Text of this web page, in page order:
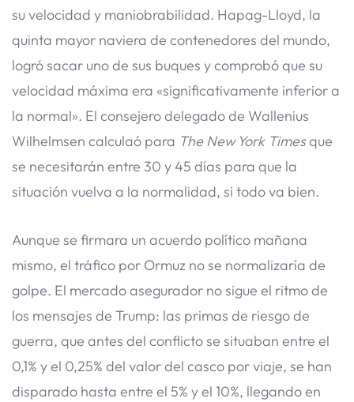
su velocidad y maniobrabilidad. Hapag-Lloyd, la
quinta mayor naviera de contenedores del mundo,
logró sacar uno de sus buques y comprobó que su
velocidad máxima era «significativamente inferior a
la normal». El consejero delegado de Wallenius
Wilhelmsen calculaó para The New York Timesque
se necesitarán entre 30 y 45 días para que la
situación vuelva a la normalidad, si todo va bien.
Aunque se firmara un acuerdo político mañana
mismo, el tráfico por Ormuz no se normalizaría de
golpe. El mercado asegurador no sigue el ritmo de
los mensajes de Trump: las primas de riesgo de
guerra, que antes del conflicto se situaban entre el
0,1% y el 0,25% del valor del casco por viaje, se han
disparado hasta entre el 5% y el 10%, llegando en